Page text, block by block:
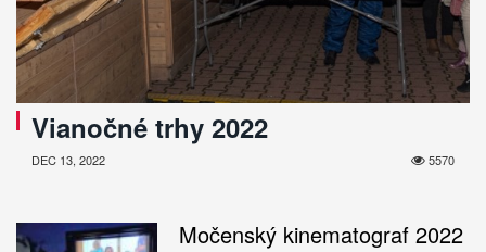
Vianočné trhy 2022
5570
DEC 13, 2022
Močenský kinematograf 2022